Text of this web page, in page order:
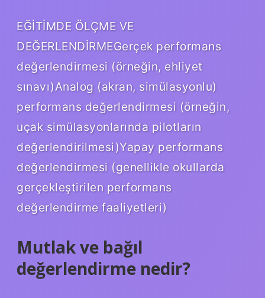
EĞİTİMDE ÖLÇME VE
DEĞERLENDİRMEGerçek performans
değerlendirmesi (örneğin, ehliyet
sınavı)Analog (akran, simülasyonlu)
performans değerlendirmesi (örneğin,
uçak simülasyonlarında pilotların
değerlendirilmesi)Yapay performans
değerlendirmesi (genellikle okullarda
gerçekleştirilen performans
değerlendirme faaliyetleri)
Mutlak ve bağıl
değerlendirme nedir?